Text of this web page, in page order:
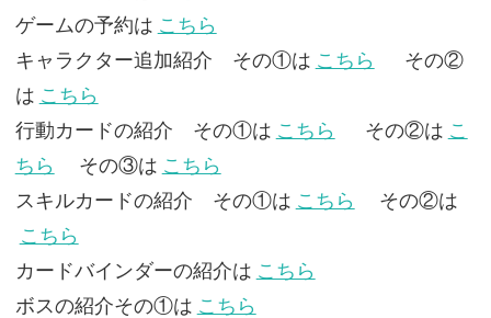
ゲームの予約は こちら
キャラクター追加紹介 その①は こちら
その②
は こちら
行動カードの紹介 その①は こちら その②は こ
ちら
その③は こちら
スキルカードの紹介 その①は こちら
その②は
こちら
カードバインダーの紹介は こちら
ボスの紹介その①は こちら